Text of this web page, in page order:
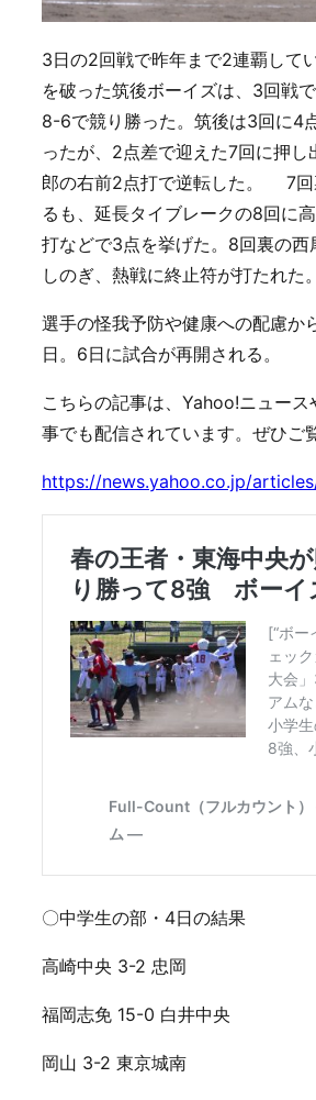
3日の2回戦で昨年まで2連覇して
を破った筑後ボーイズは、3回戦
8-6で競り勝った。筑後は3回に4
ったが、2点差で迎えた7回に押し
郎の右前2点打で逆転した。 7回
るも、延長タイブレークの8回に
打などで3点を挙げた。8回裏の西
しのぎ、熱戦に終止符が打たれた。
選手の怪我予防や健康への配慮か
日。6日に試合が再開される。
こちらの記事は、Yahoo!ニュー
事でも配信されています。ぜひご
https://news.yahoo.co.jp/
〇中学生の部・4日の結果
高崎中央 3-2 忠岡
福岡志免 15-0 白井中央
岡山 3-2 東京城南